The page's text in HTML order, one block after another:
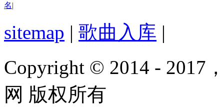
名|
sitemap | 歌曲入库 |
Copyright © 2014 - 2017
网 版权所有